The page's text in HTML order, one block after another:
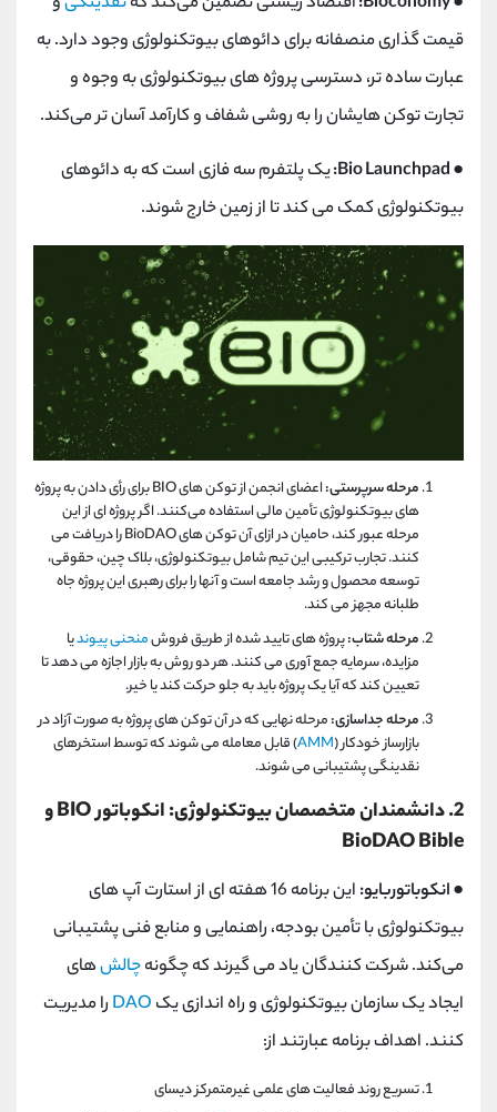
قیمت ‌گذاری منصفانه برای دائوهای بیوتکنولوژی وجود دارد. به
عبارت ساده تر، دسترسی پروژه‌ های بیوتکنولوژی به وجوه و
تجارت توکن‌ هایشان را به روشی شفاف و کارآمد آسان ‌تر می‌کند.
● Bio Launchpad:
یک پلتفرم سه فازی است که به دائوهای
بیوتکنولوژی کمک می کند تا از زمین خارج شوند.
مرحله سرپرستی:
اعضای انجمن از توکن های BIO برای رأی دادن به پروژه‌
های بیوتکنولوژی تأمین مالی استفاده می‌کنند. اگر پروژه ای از این
مرحله عبور کند، حامیان در ازای آن توکن های BioDAO را دریافت می
کنند. تجارب ترکیبی این تیم شامل بیوتکنولوژی، بلاک چین، حقوقی،
توسعه محصول و رشد جامعه است و آنها را برای رهبری این پروژه جاه
طلبانه مجهز می کند.
مرحله شتاب:پروژه‌ های تایید شده از طریق فروشمنحنی پیوندیا
مزایده، سرمایه جمع‌ آوری می‌ کنند. هر دو روش به بازار اجازه می دهد تا
تعیین کند که آیا یک پروژه باید به جلو حرکت کند یا خیر.
مرحله جداسازی:مرحله نهایی که در آن توکن ‌های پروژه به صورت آزاد در
بازارساز خودکار (AMM) قابل معامله می‌ شوند که توسط استخرهای
نقدینگی پشتیبانی می ‌شوند.
2. دانشمندان متخصصان بیوتکنولوژی: انکوباتور BIO و
BioDAO Bible
● انکوباتوربایو:
این برنامه 16 هفته ‌ای از استارت ‌آپ ‌های
بیوتکنولوژی با تأمین بودجه، راهنمایی و منابع فنی پشتیبانی
می‌کند. شرکت کنندگان یاد می گیرند که چگونهچالشهای
ایجاد یک سازمان بیوتکنولوژی و راه اندازی یک DAO را مدیریت
کنند. اهداف برنامه عبارتند از:
تسریع روند فعالیت های علمی غیرمتمرکز دیسای